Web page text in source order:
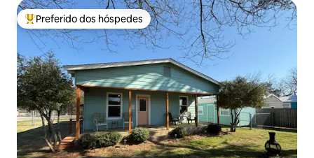
Entre os melhores preferidos dos hóspedes
Preferido dos hóspedes